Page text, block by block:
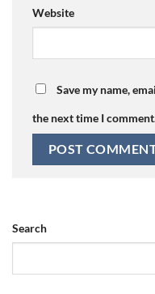
Website
Save my name,
the next time I
Search